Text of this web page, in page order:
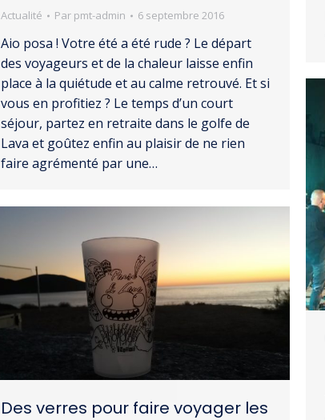
Actualité Par pmt-admin 6 septembre 2016
Aio posa ! Votre été a été rude ? Le départ
des voyageurs et de la chaleur laisse enfin
place à la quiétude et au calme retrouvé. Et si
vous en profitiez ? Le temps d’un court
séjour, partez en retraite dans le golfe de
Lava et goûtez enfin au plaisir de ne rien
faire agrémenté par une…
Des verres pour faire voyager les